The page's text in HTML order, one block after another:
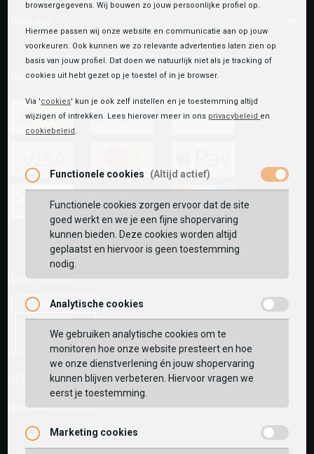
Betaalmethoden
visa
fashion-
cheque
vvv-
giftcard
Onze winkels:
Klantwaarderingen:
browsergegevens. Wij bouwen zo jouw persoonlijke profiel op.
Hiermee passen wij onze website en communicatie aan op jouw
voorkeuren. Ook kunnen we zo relevante advertenties laten zien op
basis van jouw profiel. Dat doen we natuurlijk niet als je tracking of
cookies uit hebt gezet op je toestel of in je browser.
Via 'cookies' kun je ook zelf instellen en je toestemming altijd
wijzigen of intrekken. Lees hierover meer in ons privacybeleid en
cookiebeleid .
Functionele cookies (Altijd actief)
Functionele cookies zorgen ervoor dat de site
goed werkt en we je een fijne shopervaring
kunnen bieden. Deze cookies worden altijd
geplaatst en hiervoor is geen toestemming
nodig.
Analytische cookies
We gebruiken analytische cookies om te
monitoren hoe onze website presteert en hoe
we onze dienstverlening én jouw shopervaring
kunnen blijven verbeteren. Hiervoor vragen we
eerst je toestemming.
Marketing cookies